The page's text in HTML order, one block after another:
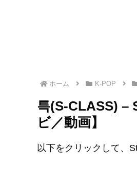
ホーム K-POP
특(S-CLASS) –
ビ／動画】
以下をクリックして、